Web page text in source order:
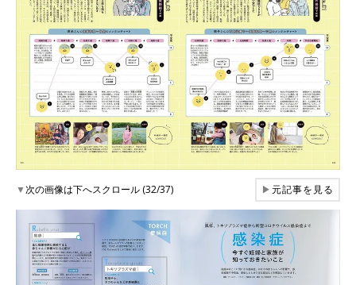
▼次の画像は下へスクロール (32/37) ▶元記事を見る